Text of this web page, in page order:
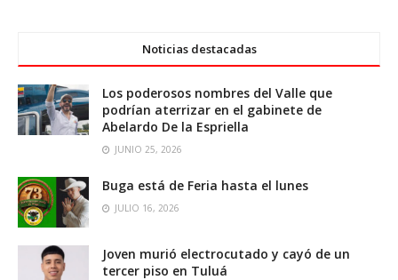
Noticias destacadas
Los poderosos nombres del Valle que
podrían aterrizar en el gabinete de
Abelardo De la Espriella
JUNIO 25, 2026
Buga está de Feria hasta el lunes
JULIO 16, 2026
Joven murió electrocutado y cayó de un
tercer piso en Tuluá